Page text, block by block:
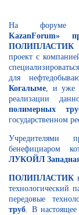
На
KazanForum»
ПОЛИПЛАСТИК
проект с
для
Когалыме , и уже
реализации
полимерных
государственном
Учредителями
бенефициаром
ЛУКОЙЛ
ПОЛИПЛАСТИК
технологический
передовые
труб . В